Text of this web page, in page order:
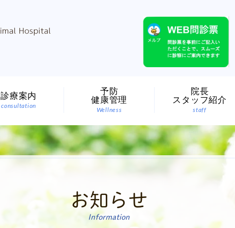
診療案内
consultation
予防
健康管理
Wellness
院長
スタッフ紹介
staff
お知らせ
Information